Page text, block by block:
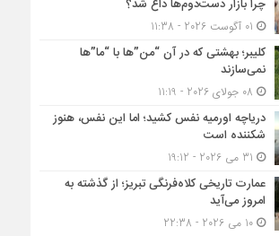
چرا بازار دست‌دوم‌ها داغ شد؟
کلیبر؛ بهشتی که در آن “من”ها با “ما”ها
نمی‌سازند
دریاچه اورمیه نفس کشید؛ اما این نفس، هنوز
شکننده است
عمارت تاریخی کلاه‌فرنگی تبریز؛ از گذشته به
امروز می‌آید
10 می 2026 - 22:38